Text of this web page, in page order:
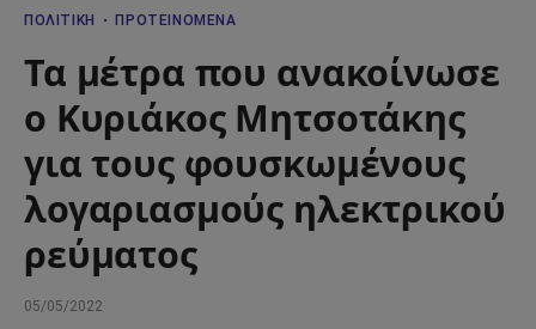
ΠΟΛΙΤΙΚΉ ΠΡΟΤΕΙΝΌΜΕΝΑ
Τα μέτρα που ανακοίνωσε
ο Κυριάκος Μητσοτάκης
για τους φουσκωμένους
λογαριασμούς ηλεκτρικού
ρεύματος
05/05/2022